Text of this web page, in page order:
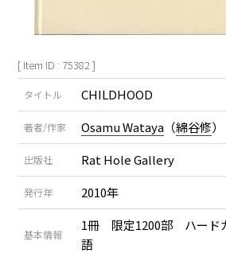
[ Item ID : 75382 ]
タイトル CHILDHOOD
著者/作家 Osamu Wataya （綿谷修）
出版社 Rat Hole Gallery
発行年 2010年
基本情報
1冊 限定1200部 ハード
語